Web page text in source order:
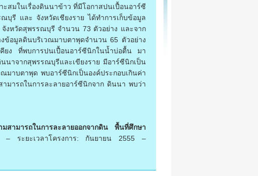
สมในเรื่องดินนาข้าว ที่มีโอกาสปนเปื้อนอาร์ซี
รี และ จังหวัดเชียงราย ได้ทำการเก็บข้อมูล
งหวัดสุพรรณบุรี จำนวน 73 ตัวอย่าง และจาก
ข้อมูลดินบริเวณมาบตาพุดจำนวน 65 ตัวอย่าง
คียง ที่พบการปนเปื้อนอาร์ซีนิกในน้ำบ่อตื้น มา
นาจากสุพรรณบุรีและเขียงราย มีอาร์ซีนิกเป็น
มาบตาพุด พบอาร์ซีนิกเป็นองค์ประกอบเกินค่า
มารถในการละลายอาร์ซีนิกจาก ดินนา พบว่า
สามารถในการละลายออกจากดิน พื้นที่ศึกษา
– ระยะเวลาโครงการ: กันยายน 2555 –